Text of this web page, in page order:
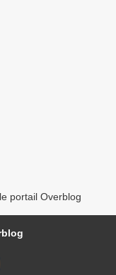
portail Overblog